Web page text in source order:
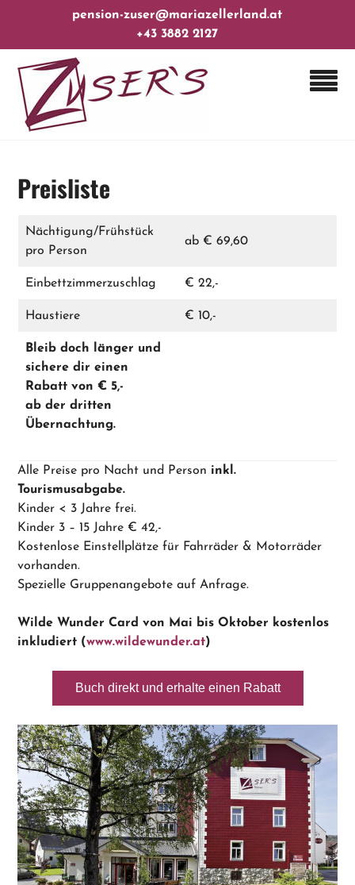
content
pension-zuser@mariazellerland.at
+43 3882 2127
Preisliste
Nächtigung/Frühstück
pro Person
ab € 69,60
Einbettzimmerzuschlag € 22,-
Haustiere € 10,-
Bleib doch länger und
sichere dir einen
Rabatt von € 5,-
ab der dritten
Übernachtung.
Alle Preise pro Nacht und Person inkl.
Tourismusabgabe.
Kinder < 3 Jahre frei.
Kinder 3 – 15 Jahre € 42,-
Kostenlose Einstellplätze für Fahrräder & Motorräder
vorhanden.
Spezielle Gruppenangebote auf Anfrage.
Wilde Wunder Card von Mai bis Oktober kostenlos
inkludiert (www.wildewunder.at)
Buch direkt und erhalte einen Rabatt